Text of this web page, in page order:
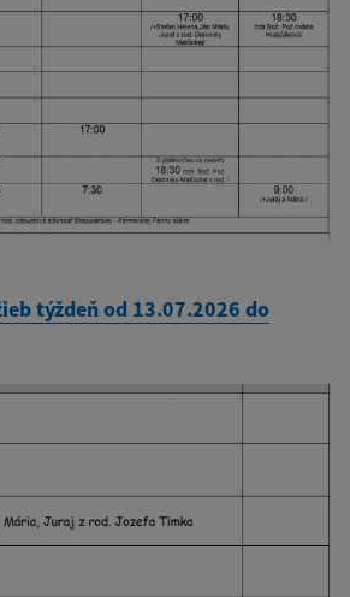
týždeň od 13.07.2026 do